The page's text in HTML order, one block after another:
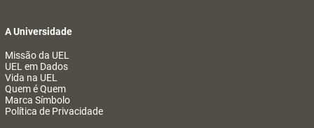
A Universidade
Missão da UEL
UEL em Dados
Vida na UEL
Quem é Quem
Marca Símbolo
Política de Privacidade